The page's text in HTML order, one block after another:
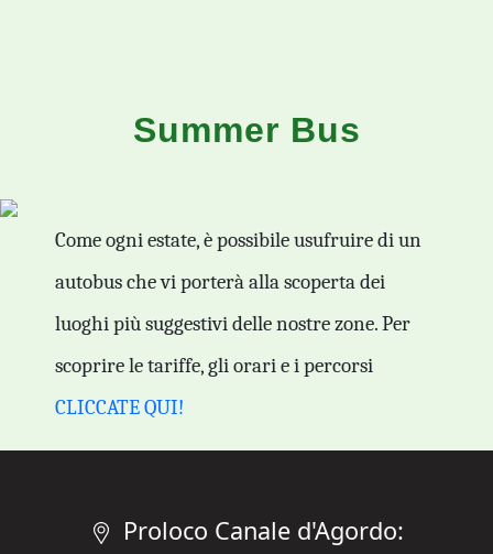
Summer Bus
Come ogni estate, è possibile usufruire di un
autobus che vi porterà alla scoperta dei
luoghi più suggestivi delle nostre zone. Per
scoprire le tariffe, gli orari e i percorsi
CLICCATE QUI!
Proloco Canale d'Agordo: